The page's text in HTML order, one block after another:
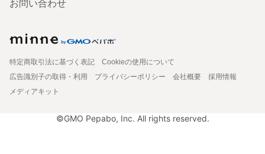
お問い合わせ
特定商取引法に基づく表記
Cookieの使用について
広告識別子の取得・利用
プライバシーポリシー 会社概要
採用情報
メディアキット
©GMO Pepabo, Inc. All rights reserved.